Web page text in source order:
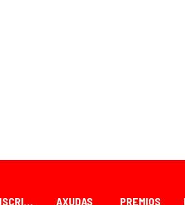
INSCRICIÓNS AXUDAS PREMIOS